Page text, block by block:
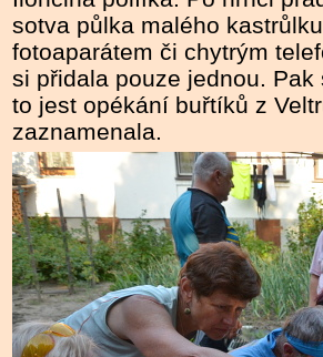
sotva půlka malého
fotoaparátem či chytrým
si přidala pouze jednou.
to jest opékání buřtíků z
zaznamenala.